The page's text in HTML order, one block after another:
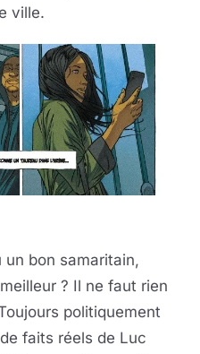
ville.
bon samaritain,
? Il ne faut rien
politiquement
faits réels de Luc